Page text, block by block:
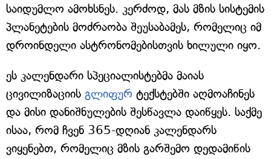
საიდუმლო ამოხსნეს. კერძოდ, მას მზის სისტემის
პლანეტების მოძრაობა შეუსაბამეს, რომელიც იმ
დროინდელი ასტრონომებისთვის ხილული იყო.
ეს კალენდარი სპეციალისტებმა მაიას
ცივილიზაციის გლიფურ ტექსტებში აღმოაჩინეს
და მისი დანიშნულების შესწავლა დაიწყეს. საქმე
ისაა, რომ ჩვენ 365-დღიან კალენდარს
ვიყენებთ, რომელიც მზის გარშემო დედამიწის